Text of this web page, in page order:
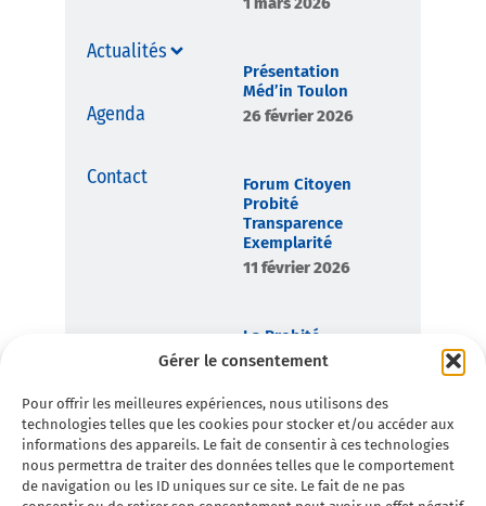
Gérer le consentement
Pour offrir les meilleures expériences, nous utilisons des
technologies telles que les cookies pour stocker et/ou accéder aux
informations des appareils. Le fait de consentir à ces technologies
nous permettra de traiter des données telles que le comportement
de navigation ou les ID uniques sur ce site. Le fait de ne pas
Actualités
Agenda
Contact
Présentation
Méd’in Toulon
26 février 2026
Forum Citoyen
Probité
Transparence
Exemplarité
11 février 2026
La Probité,
boussole
Toulon en
Commun
7 février 2026